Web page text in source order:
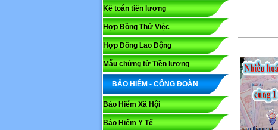
Kế toán tiền lương
Hợp Đồng Thử Việc
Hợp Đồng Lao Động
Mẫu chứng từ Tiền lương
BẢO HIỂM - CÔNG ĐOÀN
Bảo Hiểm Xã Hội
Bảo Hiểm Y Tế